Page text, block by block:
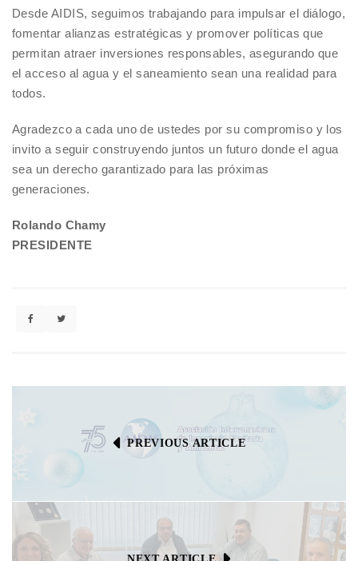
Desde AIDIS, seguimos trabajando para impulsar el diálogo,
fomentar alianzas estratégicas y promover políticas que
permitan atraer inversiones responsables, asegurando que
el acceso al agua y el saneamiento sean una realidad para
todos.
Agradezco a cada uno de ustedes por su compromiso y los
invito a seguir construyendo juntos un futuro donde el agua
sea un derecho garantizado para las próximas
generaciones.
Rolando Chamy
PRESIDENTE
PREVIOUS ARTICLE